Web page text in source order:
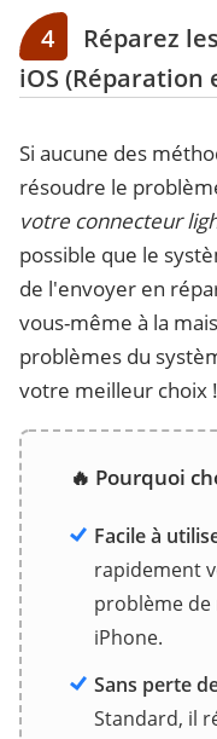
4
Réparez
iOS (Réparation
Si aucune des
résoudre le
votre connecteur
possible que le
de l'envoyer en
vous-même à la
problèmes du
votre meilleur choix !
🔥 Pourquoi
Facile à
rapidement
problème
iPhone.
Sans perte
Standard, il